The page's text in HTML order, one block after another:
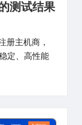
测试结果
册主机商，
定、高性能